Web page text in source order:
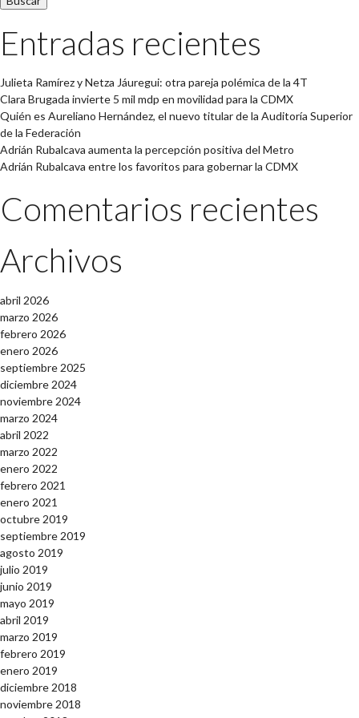
Entradas recientes
Julieta Ramírez y Netza Jáuregui: otra pareja polémica de la 4T
Clara Brugada invierte 5 mil mdp en movilidad para la CDMX
Quién es Aureliano Hernández, el nuevo titular de la Auditoría Superior
de la Federación
Adrián Rubalcava aumenta la percepción positiva del Metro
Adrián Rubalcava entre los favoritos para gobernar la CDMX
Comentarios recientes
Archivos
abril 2026
marzo 2026
febrero 2026
enero 2026
septiembre 2025
diciembre 2024
noviembre 2024
marzo 2024
abril 2022
marzo 2022
enero 2022
febrero 2021
enero 2021
octubre 2019
septiembre 2019
agosto 2019
julio 2019
junio 2019
mayo 2019
abril 2019
marzo 2019
febrero 2019
enero 2019
diciembre 2018
noviembre 2018